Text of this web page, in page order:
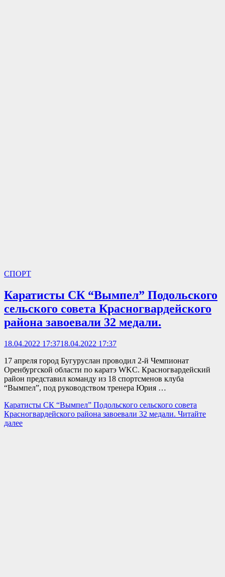
СПОРТ
Каратисты СК “Вымпел” Подольского
сельского совета Красногвардейского
района завоевали 32 медали.
18.04.2022 17:3718.04.2022 17:37
17 апреля город Бугуруслан проводил 2-й Чемпионат
Оренбургской области по каратэ WKC. Красногвардейский
район представил команду из 18 спортсменов клуба
“Вымпел”, под руководством тренера Юрия …
Каратисты СК “Вымпел” Подольского сельского совета
Красногвардейского района завоевали 32 медали. Читайте
далее